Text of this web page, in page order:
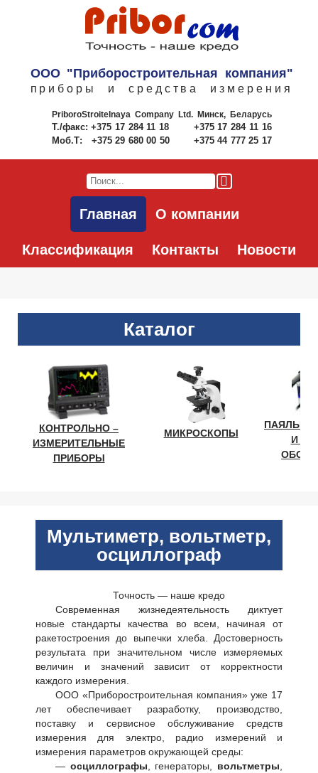
ООО "Приборостроительная компания"
приборы и средства измерения
PriboroStroitelnaya Company Ltd.Минск, Беларусь
Т./факс: +375 17 284 11 18
+375 17 284 11 16
Моб.Т:
+375 29 680 00 50 +375 44 777 25 17
Главная О компании
Классификация Контакты Новости
Каталог
КОНТРОЛЬНО –
ИЗМЕРИТЕЛЬНЫЕ
ПРИБОРЫ
МИКРОСКОПЫ
И
Мультиметр, вольтметр,
осциллограф
Точность — наше кредо
Современная жизнедеятельность диктует
новые стандарты качества во всем, начиная от
ракетостроения до выпечки хлеба. Достоверность
результата при значительном числе измеряемых
величин и значений зависит от корректности
каждого измерения.
ООО «Приборостроительная компания» уже 17
лет обеспечивает разработку, производство,
поставку и сервисное обслуживание средств
измерения для электро, радио измерений и
измерения параметров окружающей среды:
— осциллографы, генераторы, вольтметры,